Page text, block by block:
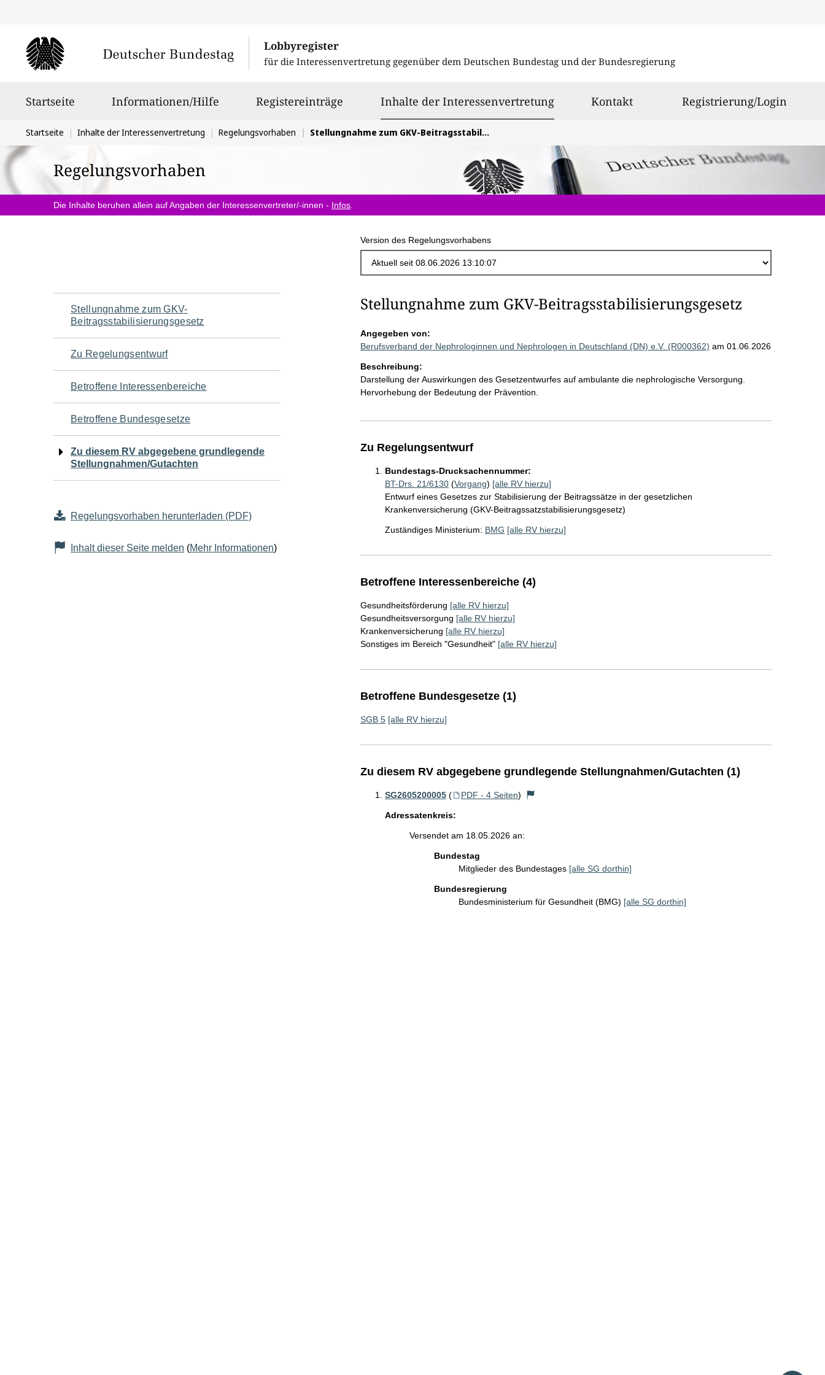
Lobbyregister
für die Interessenvertretung gegenüber dem Deutschen Bundestag und der Bundesregierung
Startseite Informationen/Hilfe Registereinträge Inhalte der Interessenvertretungausgewählt
Kontakt Registrierung/Login
Sie
befinden
sich
hier:
Startseite Inhalte der Interessenvertretung Regelungsvorhaben Stellungnahme zum GKV-Beitragsstabilisierungsgesetz
Regelungsvorhaben
Die Inhalte beruhen allein auf Angaben der Interessenvertreter/-innen - Infos
Version des Regelungsvorhabens
Navigation
für
den
Seiteninhalt
Stellungnahme zum GKV-
Beitragsstabilisierungsgesetz
Zu Regelungsentwurf
Betroffene Interessenbereiche
Betroffene Bundesgesetze
Zu diesem RV abgegebene grundlegende
Stellungnahmen/Gutachten
Regelungsvorhaben herunterladen (PDF)
Inhalt dieser Seite melden (Mehr Informationen)
Stellungnahme zum GKV-Beitragsstabilisierungsgesetz
Angegeben von:
Berufsverband der Nephrologinnen und Nephrologen in Deutschland (DN) e.V. (R000362) am 01.06.2026
Beschreibung:
Darstellung der Auswirkungen des Gesetzentwurfes auf ambulante die nephrologische Versorgung.
Hervorhebung der Bedeutung der Prävention.
Zu Regelungsentwurf
Bundestags-Drucksachennummer:
BT-Drs. 21/6130(Vorgang) [alle RV hierzu]
Entwurf eines Gesetzes zur Stabilisierung der Beitragssätze in der gesetzlichen
Krankenversicherung (GKV-Beitragssatzstabilisierungsgesetz)
Zuständiges Ministerium: BMG [alle RV hierzu]
Betroffene Interessenbereiche (4)
Gesundheitsförderung [alle RV hierzu]
Gesundheitsversorgung [alle RV hierzu]
Krankenversicherung [alle RV hierzu]
Sonstiges im Bereich "Gesundheit" [alle RV hierzu]
Betroffene Bundesgesetze (1)
SGB 5 [alle RV hierzu]
Zu diesem RV abgegebene grundlegende Stellungnahmen/Gutachten (1)
SG2605200005 ( PDF - 4 Seiten)
Adressatenkreis:
Versendet am 18.05.2026 an:
Bundestag
Mitglieder des Bundestages [alle SG dorthin]
Bundesregierung
Bundesministerium für Gesundheit (BMG) [alle SG dorthin]